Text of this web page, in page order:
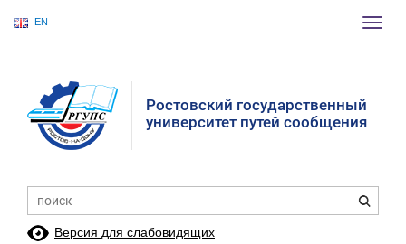
EN
Ростовский государственный
университет путей сообщения
Версия для слабовидящих